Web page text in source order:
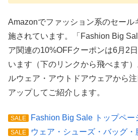
Amazonでファッション系のセール
施されています。「Fashion Big
ア関連の10%OFFクーポンは6月2
います（下のリンクから飛べます
ルウェア・アウトドアウェアから
アップしてご紹介します。
SALE Fashion Big Sale トップペー
SALE
ウェア・シューズ・バッグ